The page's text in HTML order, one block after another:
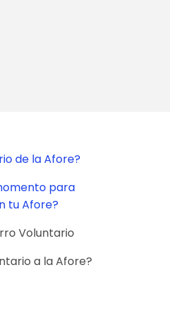
de la Afore?
para
tu Afore?
Voluntario
a la Afore?